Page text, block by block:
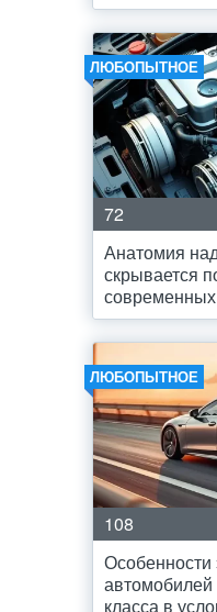
ЛЮБОПЫТНОЕ
72
Анатомия
скрывается
ЛЮБОПЫТНОЕ
108
Особенности
автомобилей
класса в